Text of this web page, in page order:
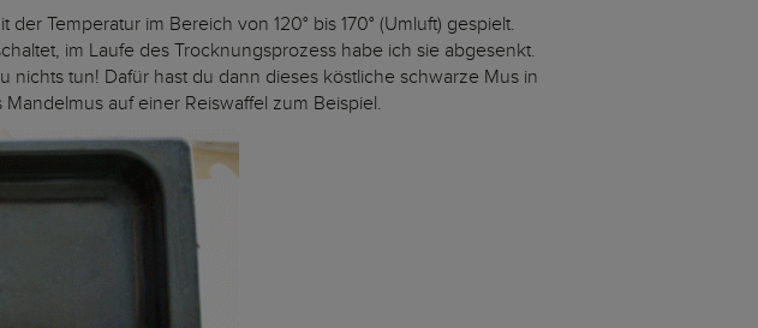
Temperatur im Bereich von 120° bis 170° (Umluft) gespielt.
im Laufe des Trocknungsprozess habe ich sie abgesenkt.
tun! Dafür hast du dann dieses köstliche schwarze Mus in
auf einer Reiswaffel zum Beispiel.